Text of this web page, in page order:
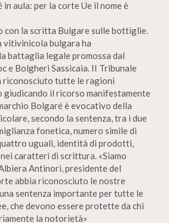
aula: per la corte Ue il nome è
con la scritta Bulgare sulle bottiglie.
vitivinicola bulgara ha
battaglia legale promossa dal
e Bolgheri Sassicaia. II Tribunale
riconosciuto tutte le ragioni
giudicando il ricorso manifestamente
Bolgaré è evocativo della
secondo la sentenza, tra i due
fonetica, numero simile di
uguali, identità di prodotti,
caratteri di scrittura. «Siamo
Antinori, presidente del
abbia riconosciuto le nostre
sentenza importante per tutte le
che devono essere protette da chi
la notorietà»